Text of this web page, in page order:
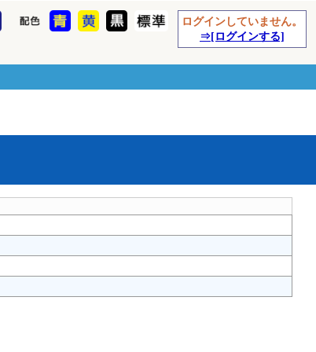
ログインしていません。
⇒[ログインする]